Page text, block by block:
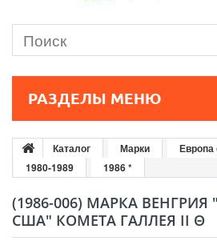
РАЗДЕЛЫ МЕНЮ
Каталог Марки
1980-1989
1986 *
(1986-006) МАРКА
США" КОМЕТА ГАЛЛЕЯ II Θ